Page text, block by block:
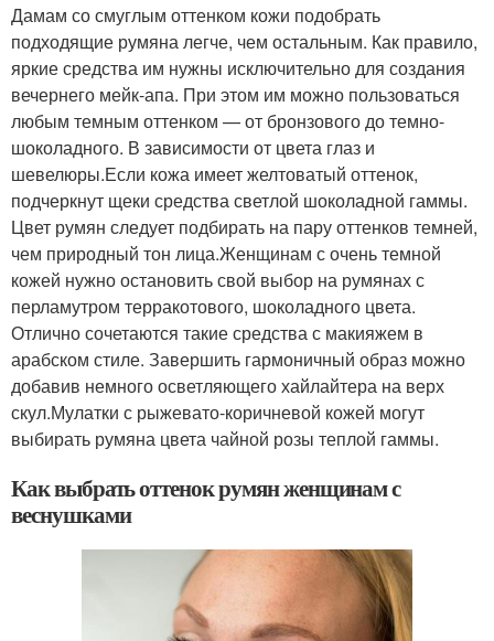
Дамам со смуглым оттенком кожи подобрать
подходящие румяна легче, чем остальным. Как правило,
яркие средства им нужны исключительно для создания
вечернего мейк-апа. При этом им можно пользоваться
любым темным оттенком — от бронзового до темно-
шоколадного. В зависимости от цвета глаз и
шевелюры.Если кожа имеет желтоватый оттенок,
подчеркнут щеки средства светлой шоколадной гаммы.
Цвет румян следует подбирать на пару оттенков темней,
чем природный тон лица.Женщинам с очень темной
кожей нужно остановить свой выбор на румянах с
перламутром терракотового, шоколадного цвета.
Отлично сочетаются такие средства с макияжем в
арабском стиле. Завершить гармоничный образ можно
добавив немного осветляющего хайлайтера на верх
скул.Мулатки с рыжевато-коричневой кожей могут
выбирать румяна цвета чайной розы теплой гаммы.
Как выбрать оттенок румян женщинам с
веснушками